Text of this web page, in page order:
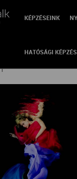
KÉPZÉSEINK
HATÓSÁGI